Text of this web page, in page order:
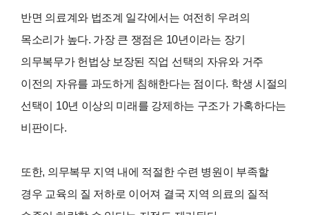
반면 의료계와 법조계 일각에서는 여전히 우려의
목소리가 높다. 가장 큰 쟁점은 10년이라는 장기
의무복무가 헌법상 보장된 직업 선택의 자유와 거주
이전의 자유를 과도하게 침해한다는 점이다. 학생 시절의
선택이 10년 이상의 미래를 강제하는 구조가 가혹하다는
비판이다.
또한, 의무복무 지역 내에 적절한 수련 병원이 부족할
경우 교육의 질 저하로 이어져 결국 지역 의료의 질적